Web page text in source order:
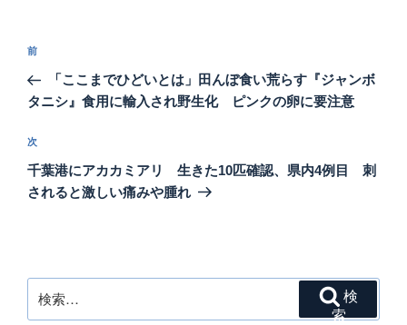
投
ナ
ゲ
ー
シ
前
の
投
前
「ここまでひどいとは」田んぼ食い荒らす『ジャンボ
タニシ』食用に輸入され野生化 ピンクの卵に要注意
次
の
投
次
千葉港にアカカミアリ 生きた10匹確認、県内4例目 刺
されると激しい痛みや腫れ
索:
索